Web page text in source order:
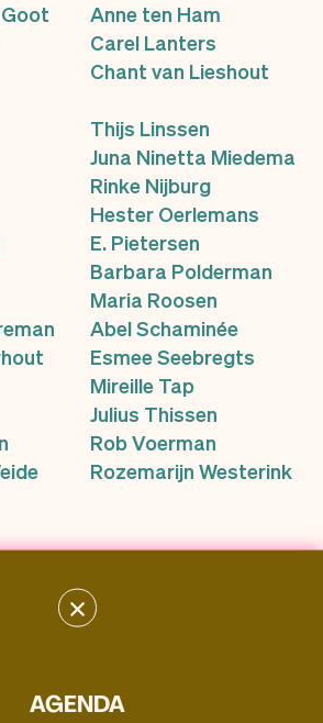
×
AGENDA
Anne ten Ham
Carel Lanters
Chant van Lieshout
Thijs Linssen
Juna Ninetta Miedema
Rinke Nijburg
Hester Oerlemans
E. Pietersen
Barbara Polderman
Maria Roosen
Abel Schaminée
Esmee Seebregts
Mireille Tap
Julius Thissen
Rob Voerman
Rozemarijn Westerink
Nijboer